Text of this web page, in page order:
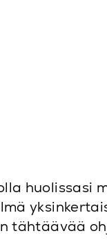
huolissasi
tähtäävää